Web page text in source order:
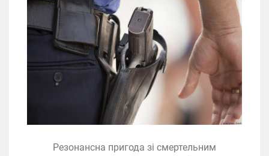
Резонансна пригода зі смертельним